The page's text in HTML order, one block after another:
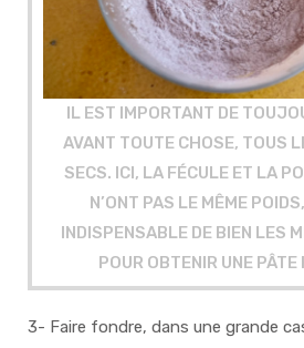
IL EST IMPORTANT DE
AVANT TOUTE CHOSE, TOUS
SECS. ICI, LA FÉCULE ET LA
N’ONT PAS LE MÊME
INDISPENSABLE DE BIEN LES
POUR OBTENIR UNE PÂTE
3- Faire fondre, dans une grande